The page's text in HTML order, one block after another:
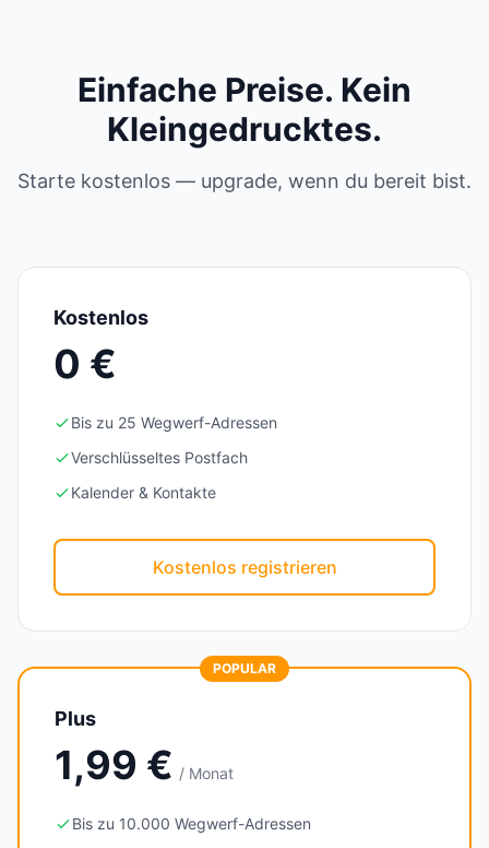
Einfache Preise. Kein
Kleingedrucktes.
Starte kostenlos — upgrade, wenn du bereit bist.
Kostenlos
0 €
Bis zu 25 Wegwerf-Adressen
Verschlüsseltes Postfach
Kalender & Kontakte
Kostenlos registrieren
POPULAR
Plus
1,99 € / Monat
Bis zu 10.000 Wegwerf-Adressen